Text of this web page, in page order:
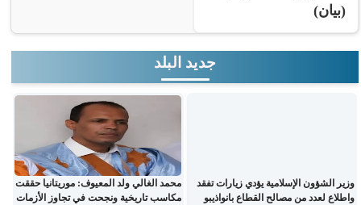
(بيان)
جديد البلد
وزير الشؤون الإسلامية يؤدي زيارات تفقد
واطلاع لعدد من مصالح القطاع بانواذيبو
محمد الغالي ولد المعيوف: موريتانيا حققت
مكاسب تاريخية ونجحت في تجاوز الأزمات